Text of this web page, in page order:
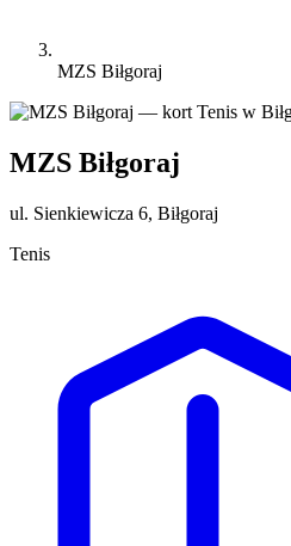
MZS Biłgoraj
MZS Biłgoraj
ul. Sienkiewicza 6, Biłgoraj
Tenis